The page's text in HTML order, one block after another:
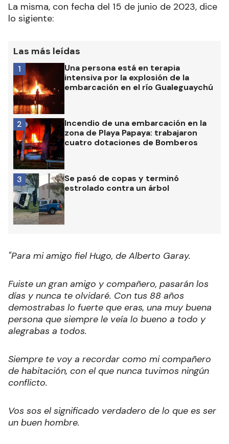
La misma, con fecha del 15 de junio de 2023, dice
lo sigiente:
Las más leídas
Una persona está en terapia
intensiva por la explosión de la
embarcación en el río Gualeguaychú
1
Incendio de una embarcación en la
zona de Playa Papaya: trabajaron
cuatro dotaciones de Bomberos
2
Se pasó de copas y terminó
estrolado contra un árbol
3
"Para mi amigo fiel Hugo, de Alberto Garay.
Fuiste un gran amigo y compañero, pasarán los
días y nunca te olvidaré. Con tus 88 años
demostrabas lo fuerte que eras, una muy buena
persona que siempre le veía lo bueno a todo y
alegrabas a todos.
Siempre te voy a recordar como mi compañero
de habitación, con el que nunca tuvimos ningún
conflicto.
Vos sos el significado verdadero de lo que es ser
un buen hombre.